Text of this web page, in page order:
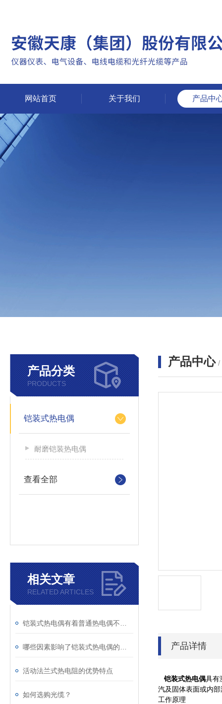
网站首页 关于我们 产品中
产品分类
PRODUCTS
铠装式热电偶
耐磨铠装热电偶
查看全部
相关文章
RELATED ARTICLES
活动法兰式热电阻的优势特点
如何选购光缆？
产品中心 /
产品详情
铠装式热电偶具有
汽及固体表面或内
工作原理